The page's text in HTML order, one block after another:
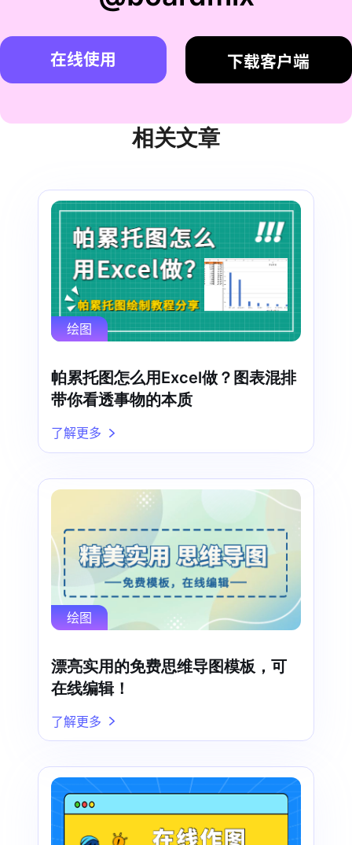
在线使用 下载客户端
相关文章
绘图
帕累托图怎么用Excel做？图表混排
带你看透事物的本质
了解更多
绘图
漂亮实用的免费思维导图模板，可
在线编辑！
了解更多